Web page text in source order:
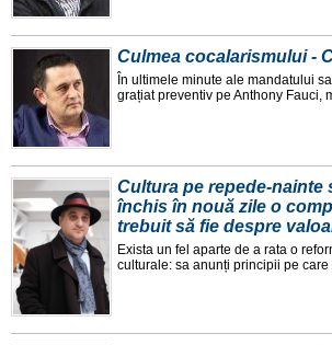
Culmea cocalarismului -
În ultimele minute ale mandatului
grațiat preventiv pe Anthony Fauci,
Cultura pe repede-nainte
închis în nouă zile o
trebuit să fie despre
Exista un fel aparte de a rata o
culturale: sa anunți principii pe